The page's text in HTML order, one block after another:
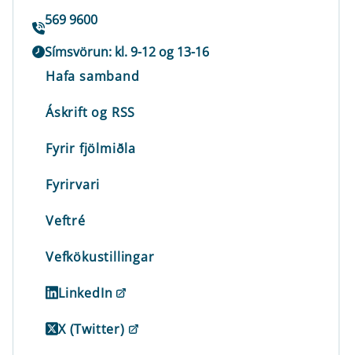
569 9600
Símsvörun: kl. 9-12 og 13-16
Hafa samband
Áskrift og RSS
Fyrir fjölmiðla
Fyrirvari
Veftré
Vefkökustillingar
LinkedIn
X (Twitter)